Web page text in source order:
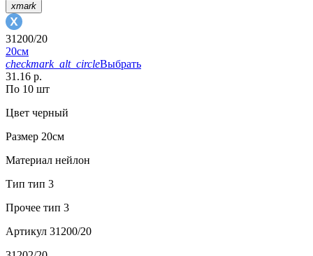
xmark
31200/20
20см
checkmark_alt_circleВыбрать
31.16 р.
По 10 шт
Цвет черный
Размер 20см
Материал нейлон
Тип тип 3
Прочее тип 3
Артикул 31200/20